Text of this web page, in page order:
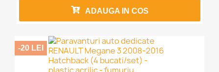
ADAUGA IN COS
-20 LEI